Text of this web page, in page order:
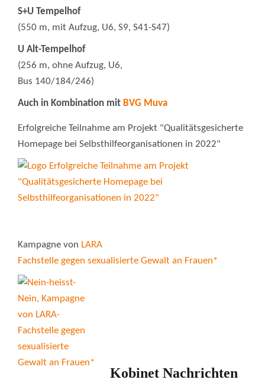
S+U Tempelhof
(550 m, mit Aufzug, U6, S9, S41-S47)
U Alt-Tempelhof
(256 m, ohne Aufzug, U6,
Bus 140/184/246)
Auch in Kombination mit BVG Muva
Erfolgreiche Teilnahme am Projekt "Qualitätsgesicherte
Homepage bei Selbsthilfeorganisationen in 2022"
Kampagne von LARA
Fachstelle gegen sexualisierte Gewalt an Frauen*
Kobinet Nachrichten